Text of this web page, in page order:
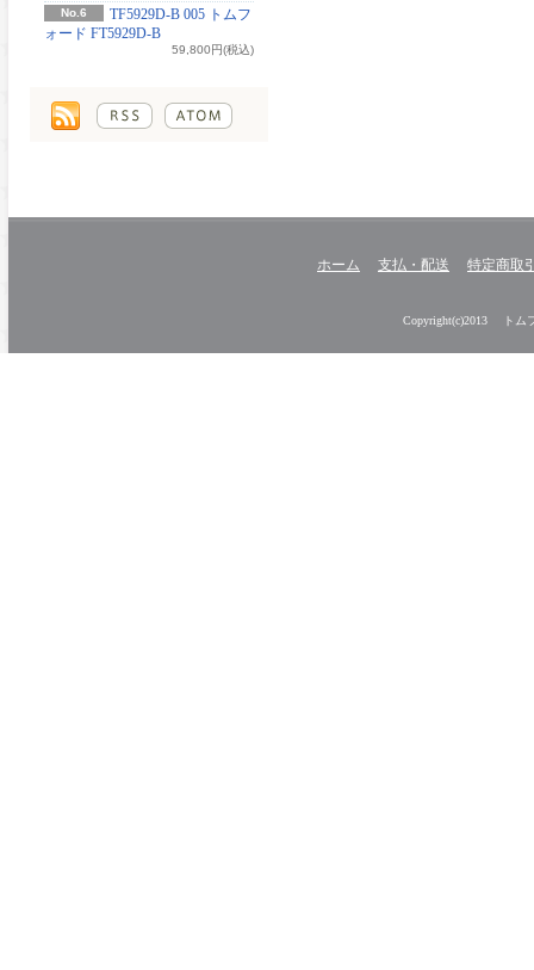
No.6
TF5929D-B 005 トムフ
ォード FT5929D-B
59,800円(税込)
ホーム 支払・配送 特定商取
Copyright(c)2013 トム